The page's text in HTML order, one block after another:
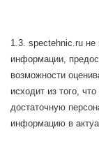
1.3. spectehnic.ru не
информации,
возможности
исходит из того,
достаточную
информацию в